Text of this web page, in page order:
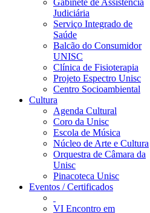
Gabinete de Assistência
Judiciária
Serviço Integrado de
Saúde
Balcão do Consumidor
UNISC
Clínica de Fisioterapia
Projeto Espectro Unisc
Centro Socioambiental
Cultura
Agenda Cultural
Coro da Unisc
Escola de Música
Núcleo de Arte e Cultura
Orquestra de Câmara da
Unisc
Pinacoteca Unisc
Eventos / Certificados
VI Encontro em